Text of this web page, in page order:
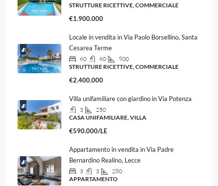
STRUTTURE RICETTIVE, COMMERCIALE
€1.900.000
Locale in vendita in Via Paolo Borsellino, Santa
Cesarea Terme
60 60
900
STRUTTURE RICETTIVE, COMMERCIALE
€2.400.000
Villa unifamiliare con giardino in Via Potenza
3
250
CASA UNIFAMILIARE, VILLA
€590.000/LE
Appartamento in vendita in Via Padre
Bernardino Realino, Lecce
3 3
280
APPARTAMENTO